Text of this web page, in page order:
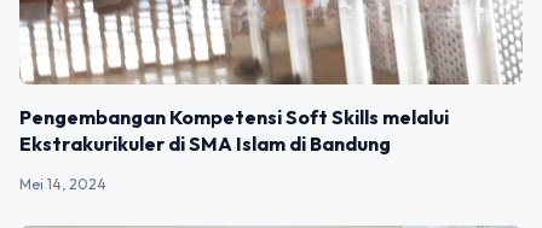
Pengembangan Kompetensi Soft Skills melalui
Ekstrakurikuler di SMA Islam di Bandung
Mei 14, 2024